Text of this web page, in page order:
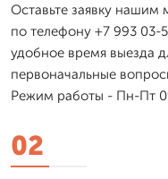
Оставьте заявку
по телефону +7 993 03-
удобное время выезда
первоначальные
Режим работы - Пн-Пт
02